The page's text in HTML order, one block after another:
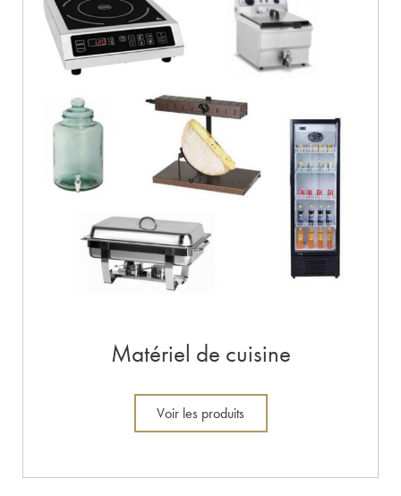
Matériel de cuisine
Voir les produits